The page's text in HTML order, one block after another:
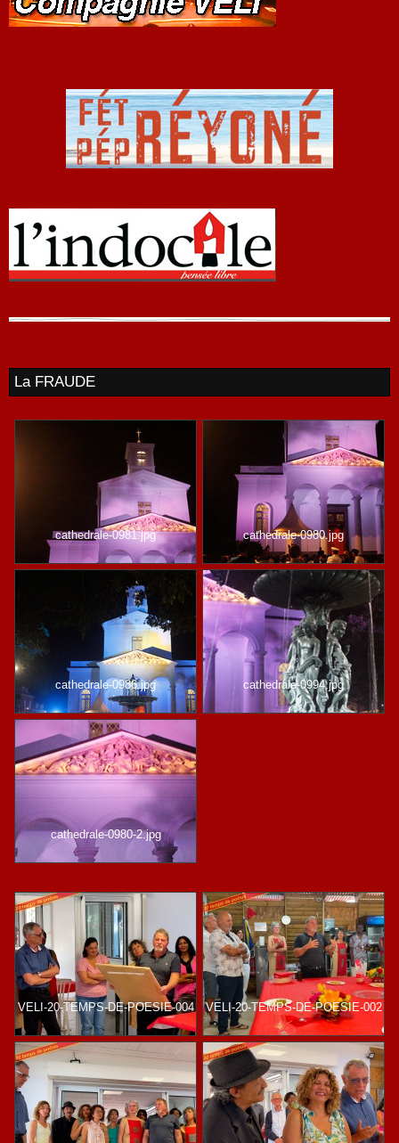
La FRAUDE
cathedrale-0981.jpg cathedrale-0980.jpg
cathedrale-0986.jpg cathedrale-0994.jpg
cathedrale-0980-2.jpg
VELI-20-TEMPS-DE-POESIE-004 VELI-20-TEMPS-DE-POESIE-002